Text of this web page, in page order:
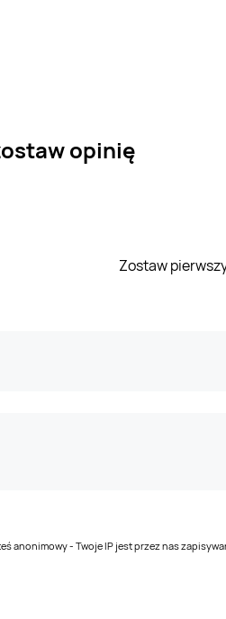
opinię
Zostaw
anonimowy - Twoje IP jest przez nas